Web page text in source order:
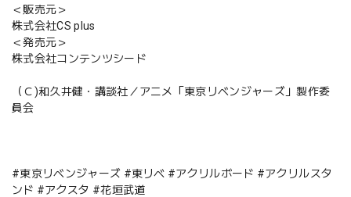
＜販売元＞
株式会社CS plus
＜発売元＞
株式会社コンテンツシード
（Ｃ)和久井健・講談社／アニメ「東京リベンジャーズ」製作委
員会
#東京リベンジャーズ #東リべ #アクリルボード #アクリルスタ
ンド #アクスタ #花垣武道